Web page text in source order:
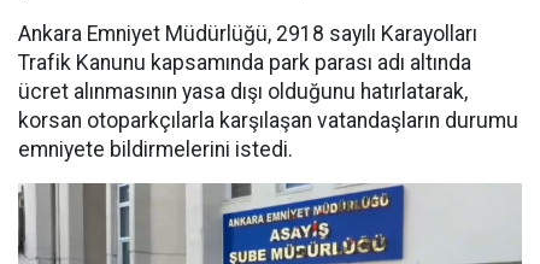
Ankara Emniyet Müdürlüğü, 2918 sayılı Karayolları
Trafik Kanunu kapsamında park parası adı altında
ücret alınmasının yasa dışı olduğunu hatırlatarak,
korsan otoparkçılarla karşılaşan vatandaşların durumu
emniyete bildirmelerini istedi.